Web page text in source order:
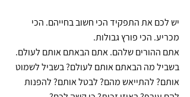
יש לכם את התפקיד הכי חשוב בחייהם. הכי
מכריע. הכי פורץ גבולות.
אתם ההורים שלהם. אתם הבאתם אותם לעולם.
בשביל מה הבאתם אותם לעולם? בשביל לשמוט
אותם? להתייאש מהם? לבטל אותם? להפנות